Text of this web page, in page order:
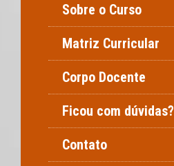
Sobre o Curso
Matriz Curricular
Corpo Docente
Ficou com dúvidas?
Contato